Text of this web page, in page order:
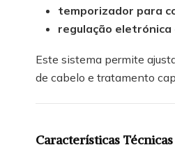
temporizador para
regulação
Este sistema permite
de cabelo e tratamento
Características Técnicas